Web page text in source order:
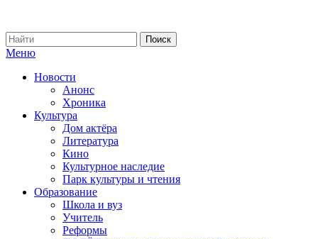
Меню
Новости
Анонс
Хроника
Культура
Дом актёра
Литература
Кино
Культурное наследие
Парк культуры и чтения
Образование
Школа и вуз
Учитель
Реформы